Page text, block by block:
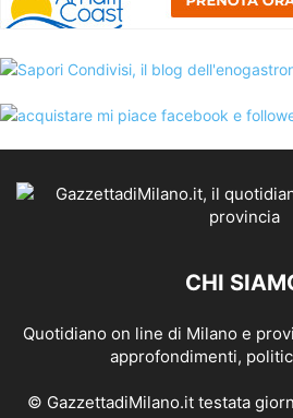
CHI
Quotidiano on line di Milano e
approfondimenti,
© GazzettadiMilano.it testata